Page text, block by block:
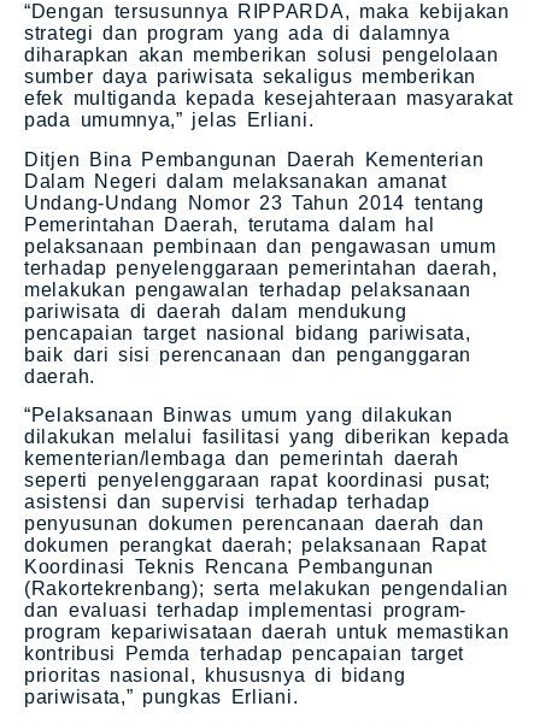
“Dengan tersusunnya RIPPARDA, maka kebijakan
strategi dan program yang ada di dalamnya
diharapkan akan memberikan solusi pengelolaan
sumber daya pariwisata sekaligus memberikan
efek multiganda kepada kesejahteraan masyarakat
pada umumnya,” jelas Erliani.
Ditjen Bina Pembangunan Daerah Kementerian
Dalam Negeri dalam melaksanakan amanat
Undang-Undang Nomor 23 Tahun 2014 tentang
Pemerintahan Daerah, terutama dalam hal
pelaksanaan pembinaan dan pengawasan umum
terhadap penyelenggaraan pemerintahan daerah,
melakukan pengawalan terhadap pelaksanaan
pariwisata di daerah dalam mendukung
pencapaian target nasional bidang pariwisata,
baik dari sisi perencanaan dan penganggaran
daerah.
“Pelaksanaan Binwas umum yang dilakukan
dilakukan melalui fasilitasi yang diberikan kepada
kementerian/lembaga dan pemerintah daerah
seperti penyelenggaraan rapat koordinasi pusat;
asistensi dan supervisi terhadap terhadap
penyusunan dokumen perencanaan daerah dan
dokumen perangkat daerah; pelaksanaan Rapat
Koordinasi Teknis Rencana Pembangunan
(Rakortekrenbang); serta melakukan pengendalian
dan evaluasi terhadap implementasi program-
program kepariwisataan daerah untuk memastikan
kontribusi Pemda terhadap pencapaian target
prioritas nasional, khususnya di bidang
pariwisata,” pungkas Erliani.